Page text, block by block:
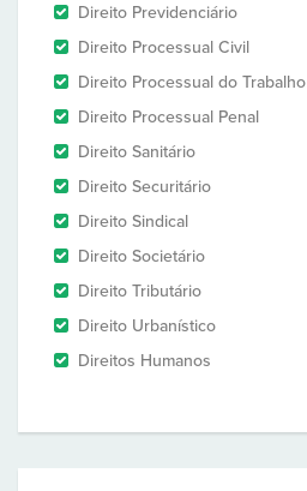
Direito Previdenciário
Direito Processual Civil
Direito Processual do Trabalho
Direito Processual Penal
Direito Sanitário
Direito Securitário
Direito Sindical
Direito Societário
Direito Tributário
Direito Urbanístico
Direitos Humanos